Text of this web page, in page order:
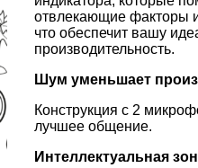
отвлекающие факторы
что обеспечит вашу
производительность.
Шум уменьшает
Конструкция с 2
лучшее общение.
Интеллектуальная